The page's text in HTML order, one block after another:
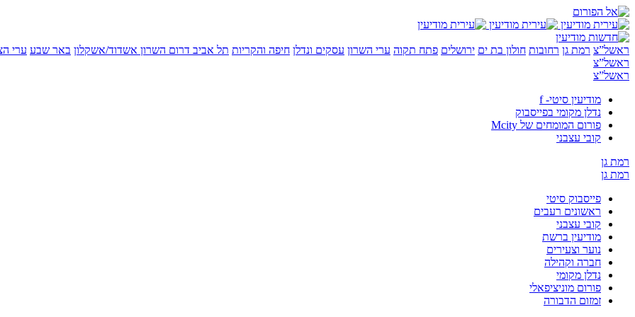
ראשל”צ רמת גן רחובות חולון בת ים ירושלים פתח תקוה ערי השרון עסקים ונדלן חיפה והקריות תל אביב דרום השרון אשדוד/אשקלון באר שבע ערי
ראשל”צ
ראשל”צ
מודיעין סיטי- f
נדלן מקומי בפייסבוק
פורום המומחים של Mcity
קובי עצבני
רמת גן
רמת גן
פייסבוק סיטי
ראשונים רעבים
קובי עצבני
מודיעין ברשת
נוער וצעירים
חברה וקהילה
נדלן מקומי
פורום מוניציפאלי
זמזום הדבורה